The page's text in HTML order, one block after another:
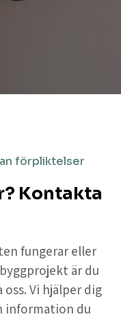
förpliktelser
Kontakta
fungerar eller
är du
Vi hjälper dig
information du